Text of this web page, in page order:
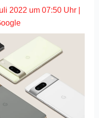
2022 um 07:50 Uhr|